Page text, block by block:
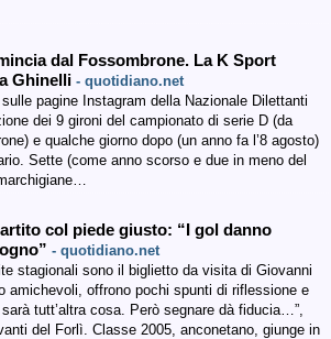
dal Fossombrone. La K Sport
Ghinelli - quotidiano.net
pagine Instagram della Nazionale Dilettanti
dei 9 gironi del campionato di serie D (da
e qualche giorno dopo (un anno fa l’8 agosto)
Sette (come anno scorso e due in meno del
col piede giusto: “I gol danno
- quotidiano.net
stagionali sono il biglietto da visita di Giovanni
amichevoli, offrono pochi spunti di riflessione e
tutt’altra cosa. Però segnare dà fiducia…”,
del Forlì. Classe 2005, anconetano, giunge in